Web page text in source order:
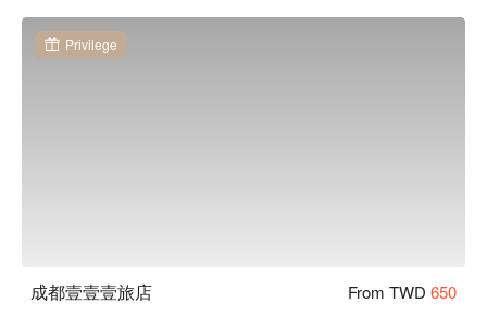
Privilege
成都壹壹壹旅店 From TWD 650